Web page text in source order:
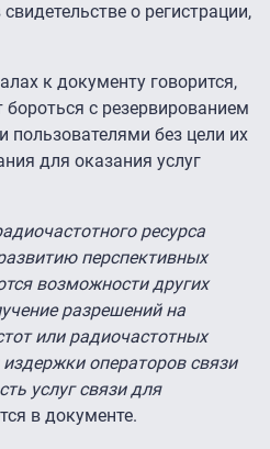
о регистрации,
к документу говорится,
с резервированием
пользователями без цели их
для оказания услуг
ресурса
перспективных
возможности других
разрешений на
или радиочастотных
операторов связи
услуг связи для
в документе.